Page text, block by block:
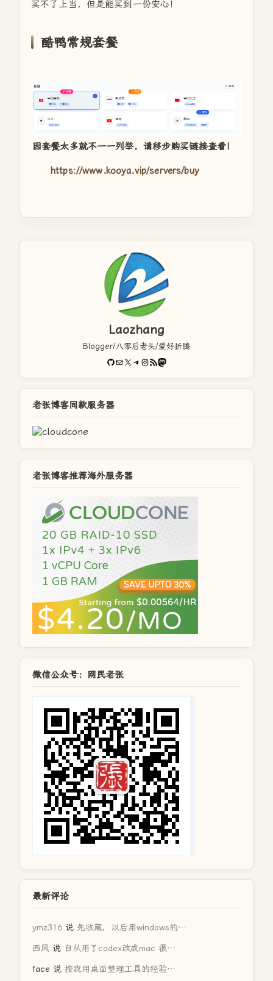
买不了上当，但是能买到一份安心！
酷鸭常规套餐
因套餐太多就不一一列举，请移步购买链接查看！
https://www.kooya.vip/servers/buy
Laozhang
Blogger/八零后老头/爱好折腾
GitHub
电子邮件X Telegram
Instagram
RSS FeedMastodon
老张博客同款服务器
老张博客推荐海外服务器
微信公众号：网民老张
最新评论
ymz316 说 先收藏，以后用windows的…
西风 说 自从用了codex改成mac 很…
face 说 按我用桌面整理工具的经验…